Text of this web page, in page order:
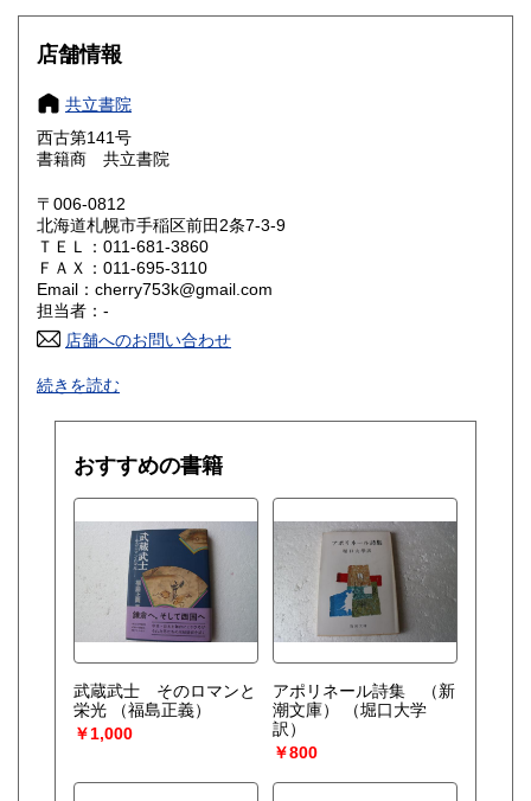
大阪府
奈良県
鳥取県
岡山県
山口県 360円
香川県 360円
高知県 360円
佐賀県
360円
宮崎県 鹿児島県 360円
店舗情報
共立書院
西古第141号
書籍商 共立書院
〒006-0812
北海道札幌市手稲区前田2条7-3-9
ＴＥＬ：011-681-3860
ＦＡＸ：011-695-3110
Email：cherry753k@gmail.com
担当者：-
店舗へのお問い合わせ
前金制です。送料は、郵便局を使います。
【除菌・防水梱包を施し、安全(荷物の追跡番号付)・安価な
★【代引き】は利用しておりません。
ご注文はインターネットのみ受け付けます。【電話不可】。
特に記載のない場合は、付録等の付属品は付いて無いです
最寄駅：-
定休日：-
書籍の買取について
取り扱い分野
続きを読む
おすすめの書籍
武蔵武士 そのロマンと
栄光
（福島正義）
￥1,000
アポリネール詩集 （新
潮文庫）
（堀口大学
訳）
￥800